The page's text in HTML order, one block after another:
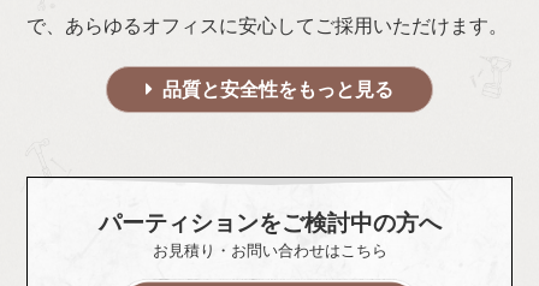
で、あらゆるオフィスに安心してご採用いただけます。
品質と安全性をもっと見る
パーティションをご検討中の方へ
お見積り・お問い合わせはこちら